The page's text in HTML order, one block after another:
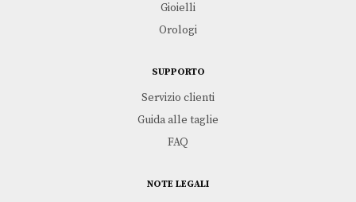
Gioielli
Orologi
SUPPORTO
Servizio clienti
Guida alle taglie
FAQ
NOTE LEGALI